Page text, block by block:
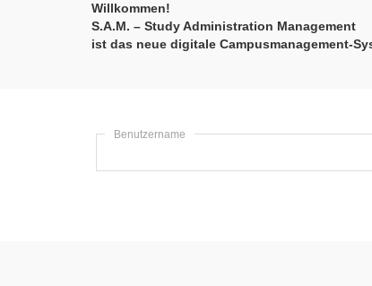
Willkommen!
S.A.M. – Study Administration Management
ist das neue digitale Campusmanagement-
Benutzername